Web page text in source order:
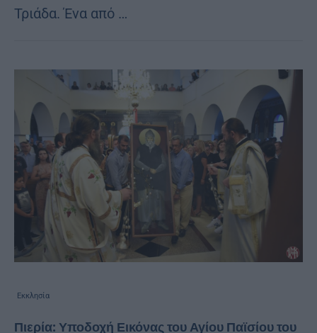
Τριάδα. Ένα από …
Εκκλησία
Πιερία: Υποδοχή Εικόνας του Αγίου Παϊσίου του